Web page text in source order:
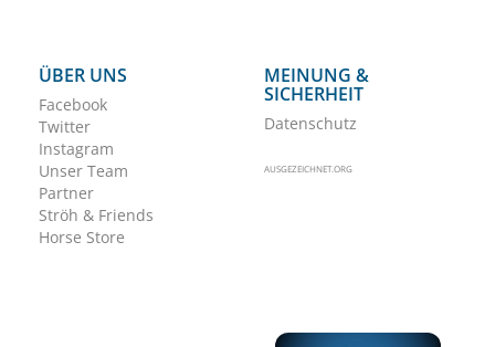
ÜBER UNS
Facebook
Twitter
Instagram
Unser Team
Partner
Ströh & Friends
Horse Store
MEINUNG &
SICHERHEIT
Datenschutz
AUSGEZEICHNET.ORG